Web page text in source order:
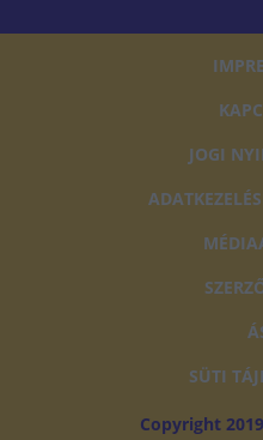
JOGI
SÜTI
Copyright